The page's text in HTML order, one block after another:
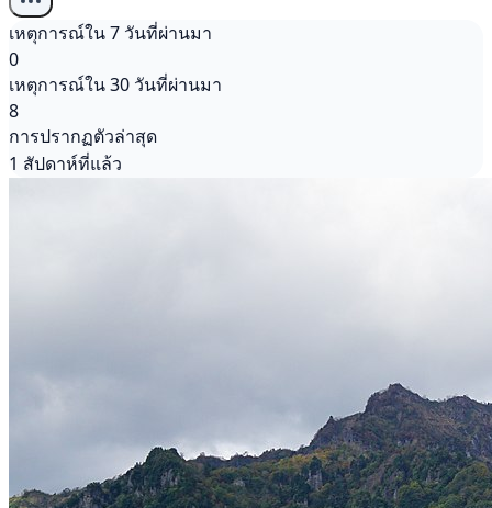
เหตุการณ์ใน 7 วันที่ผ่านมา
0
เหตุการณ์ใน 30 วันที่ผ่านมา
8
การปรากฏตัวล่าสุด
1 สัปดาห์ที่แล้ว